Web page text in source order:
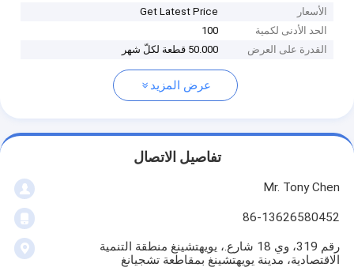
الأسعار
Get Latest Price
الحد الأدنى لكمية
100
القدرة على العرض
50.000 قطعة لكلّ شهر
عرض المزيد
تفاصيل الاتصال
Mr. Tony Chen
86-13626580452
رقم 319، وي 18 شارع.، يويهتشينغ منطقة التنمية
الاقتصادية، مدينة يويهتشينغ بمقاطعة تشجيانغ